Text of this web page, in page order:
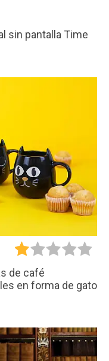
sin pantalla Time
de café
en forma de gato